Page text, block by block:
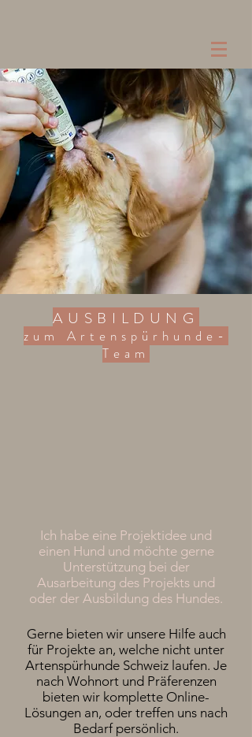
AUSBILDUNG
zum Artenspürhunde-
Team
Ich habe eine Projektidee und
einen Hund und möchte gerne
Unterstützung bei der
Ausarbeitung des Projekts und
oder der Ausbildung des Hundes.
Gerne bieten wir unsere Hilfe auch
für Projekte an, welche nicht unter
Artenspürhunde Schweiz laufen. Je
nach Wohnort und Präferenzen
bieten wir komplette Online-
Lösungen an, oder treffen uns nach
Bedarf persönlich.